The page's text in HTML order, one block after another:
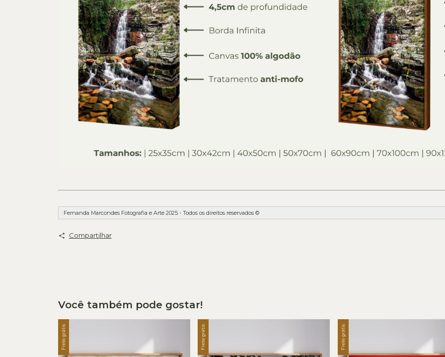
Fernanda Marcondes Fotografia e Arte 2025 - Todos os direitos reservados ©
Compartilhar
Você também pode gostar!
Frete grátis Frete grátis Frete grátis